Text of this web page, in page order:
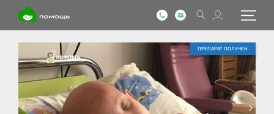
Информация о ребенке
Фотографии ребенка
ПРЕПАРАТ ПОЛУЧЕН